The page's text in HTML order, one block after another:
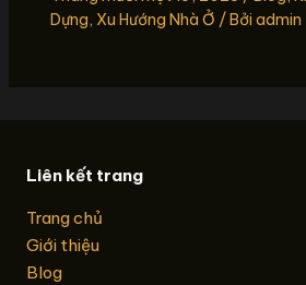
Dựng, Xu Hướng Nhà Ở / Bởi admin
Liên kết trang
Trang chủ
Giới thiệu
Blog